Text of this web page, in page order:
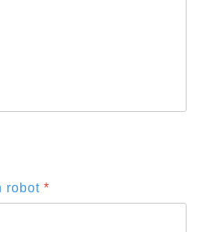
robot *